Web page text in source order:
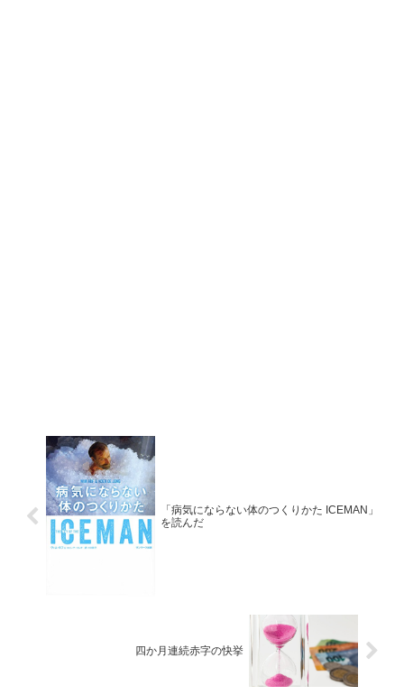
「病気にならない体のつくりかた ICEMAN」
を読んだ
四か月連続赤字の快挙